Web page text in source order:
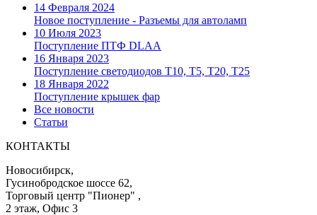
14 Февраля 2024
Новое поступление - Разъемы для автоламп
10 Июля 2023
Поступление ПТФ DLAA
16 Января 2023
Поступление светодиодов T10, T5, T20, T25
18 Января 2022
Поступление крышек фар
Все новости
Статьи
КОНТАКТЫ
Новосибирск,
Гусинобродское шоссе 62,
Торговый центр "Пионер" ,
2 этаж, Офис 3